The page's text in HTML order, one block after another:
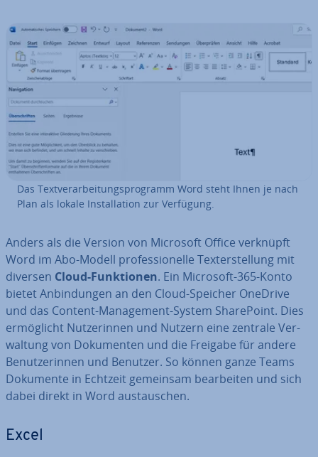
Das Text­ver­ar­bei­tungs­pro­gramm Word steht Ihnen je nach
Plan als lokale In­stal­la­ti­on zur Verfügung.
Anders als die Version von Microsoft Office verknüpft
Word im Abo-Modell pro­fes­sio­nel­le Tex­terstel­lung mit
diversen Cloud-Funk­tio­nen. Ein Microsoft-365-Konto
bietet An­bin­dun­gen an den Cloud-Speicher OneDrive
und das Content-Ma­nage­ment-System Share­Point. Dies
er­mög­licht Nut­ze­rin­nen und Nutzern eine zentrale Ver­
wal­tung von Do­ku­men­ten und die Freigabe für andere
Be­nut­ze­rin­nen und Benutzer. So können ganze Teams
Dokumente in Echtzeit gemeinsam be­ar­bei­ten und sich
dabei direkt in Word aus­tau­schen.
Excel